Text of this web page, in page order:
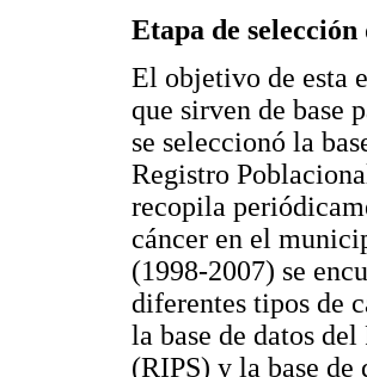
Etapa de selección
El objetivo de esta
que sirven de base
se seleccionó la
Registro
recopila
cáncer en el
(1998-2007) se
diferentes tipos de
la base de datos
(RIPS) y la base